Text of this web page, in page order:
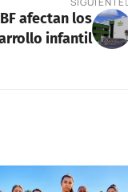
afectan los
infantil